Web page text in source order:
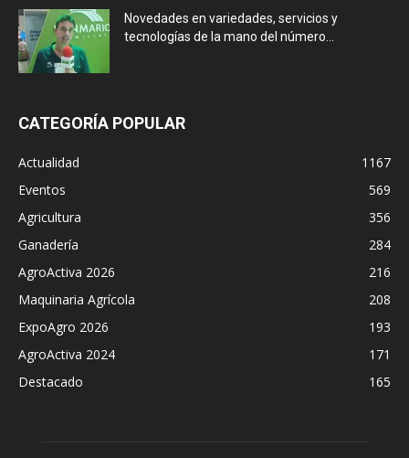
Novedades en variedades, servicios y
tecnologías de la mano del número...
CATEGORÍA POPULAR
Actualidad
1167
Eventos
569
Agricultura
356
Ganadería
284
AgroActiva 2026
216
Maquinaria Agrícola
208
ExpoAgro 2026
193
AgroActiva 2024
171
Destacado
165